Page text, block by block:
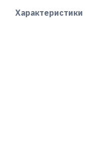
Характеристики